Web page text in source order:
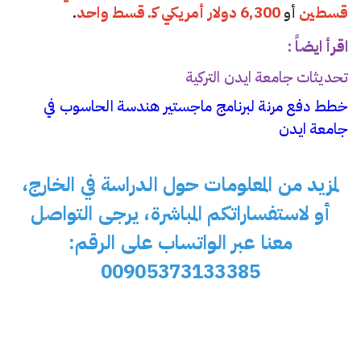
قسطين أو 6,300 دولار أمريكي كـ قسط واحد
.
اقرأ ايضاً :
تحديثات جامعة ايدن التركية
خطط دفع مرنة لبرنامج ماجستير هندسة الحاسوب في
جامعة ايدن
لمزيد من المعلومات حول الدراسة في الخارج،
أو لاستفساراتكم المباشرة، يرجى التواصل
معنا عبر الواتساب على الرقم:
00905373133385